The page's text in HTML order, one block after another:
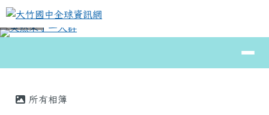
跳至主內容區
大竹國中全球資訊網
⏸
所有相簿